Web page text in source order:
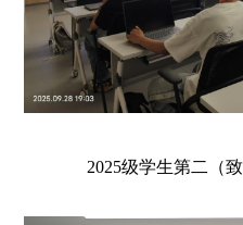
2025级学生第二（